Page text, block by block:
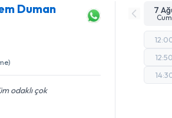
Duman
odaklı çok
7
Cum
12:50